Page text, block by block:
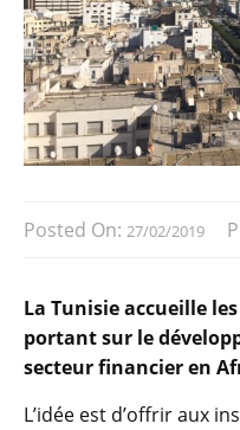
Posted On: 27/02/2019
La Tunisie accueille
portant sur le
secteur financier en
L’idée est d’offrir aux